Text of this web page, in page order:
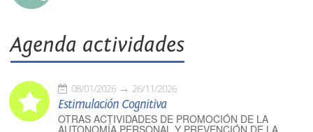
Agenda actividades
08/01/2026 26/11/2026
Estimulación Cognitiva
OTRAS ACTIVIDADES DE PROMOCIÓN DE LA
AUTONOMÍA PERSONAL Y PREVENCIÓN DE LA